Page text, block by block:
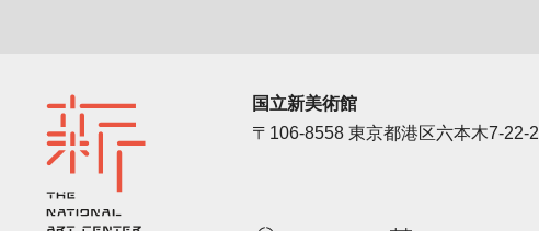
国立新美術館
〒106-8558 東京都港区六本木7-22-2